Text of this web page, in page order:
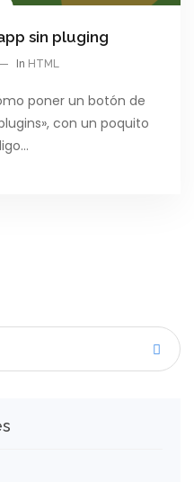
sin pluging
In HTML
poner un botón de
con un poquito